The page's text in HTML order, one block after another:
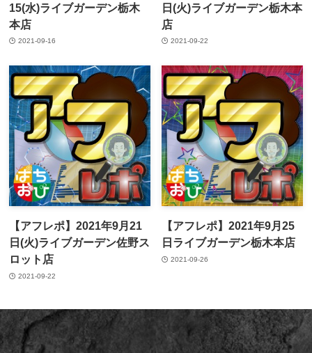
15(水)ライブガーデン栃木
本店
2021-09-16
日(火)ライブガーデン栃木本
店
2021-09-22
【アフレポ】2021年9月21
日(火)ライブガーデン佐野ス
ロット店
2021-09-22
【アフレポ】2021年9月25
日ライブガーデン栃木本店
2021-09-26